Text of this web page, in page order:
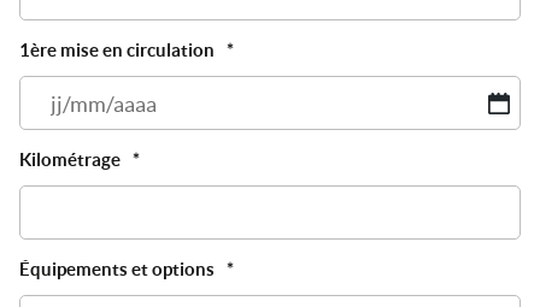
1ère mise en circulation
*
JJ
Kilométrage *
Équipements et options *